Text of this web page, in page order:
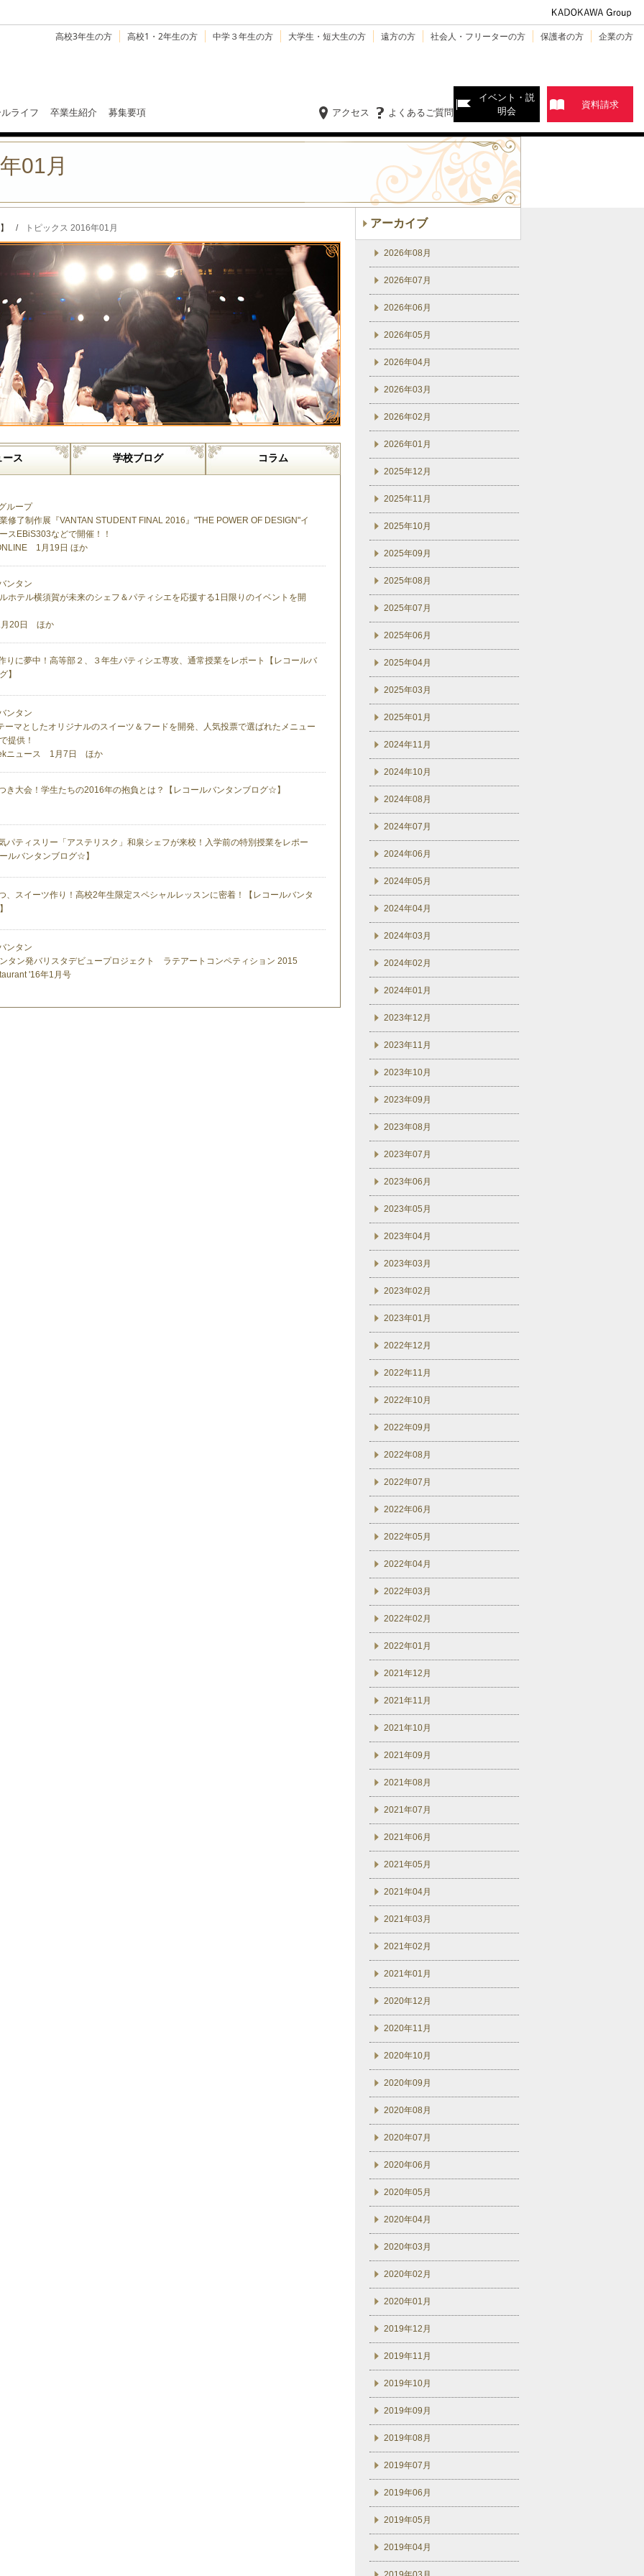
高校3年生の方 高校1・2年生の方 中学３年生の方 大学生・短大生の方 遠方の方 社会人・フリーターの方 保護者の方 企業の方
ライフ 卒業生紹介 募集要項 よくあるご質問
アクセス
イベント・説
明会
資料請求
01月
/ トピックス 2016年01月
ース 学校ブログ コラム
ループ
修了制作展『VANTAN STUDENT FINAL 2016』"THE POWER OF DESIGN"イ
スEBiS303などで開催！！
1月19日 ほか
ンタン
ホテル横須賀が未来のシェフ＆パティシエを応援する1日限りのイベントを開
20日 ほか
りに夢中！高等部２、３年生パティシエ専攻、通常授業をレポート【レコールバ
】
ンタン
ーマとしたオリジナルのスイーツ＆フードを開発、人気投票で選ばれたメニュー
提供！
ニュース 1月7日 ほか
き大会！学生たちの2016年の抱負とは？【レコールバンタンブログ☆】
パティスリー「アステリスク」和泉シェフが来校！入学前の特別授業をレポー
ルバンタンブログ☆】
、スイーツ作り！高校2年生限定スペシャルレッスンに密着！【レコールバンタ
ンタン
タン発バリスタデビュープロジェクト ラテアートコンペティション 2015
'16年1月号
アーカイブ
2026年08月
2026年07月
2026年06月
2026年05月
2026年04月
2026年03月
2026年02月
2026年01月
2025年12月
2025年11月
2025年10月
2025年09月
2025年08月
2025年07月
2025年06月
2025年04月
2025年03月
2025年01月
2024年11月
2024年10月
2024年08月
2024年07月
2024年06月
2024年05月
2024年04月
2024年03月
2024年02月
2024年01月
2023年12月
2023年11月
2023年10月
2023年09月
2023年08月
2023年07月
2023年06月
2023年05月
2023年04月
2023年03月
2023年02月
2023年01月
2022年12月
2022年11月
2022年10月
2022年09月
2022年08月
2022年07月
2022年06月
2022年05月
2022年04月
2022年03月
2022年02月
2022年01月
2021年12月
2021年11月
2021年10月
2021年09月
2021年08月
2021年07月
2021年06月
2021年05月
2021年04月
2021年03月
2021年02月
2021年01月
2020年12月
2020年11月
2020年10月
2020年09月
2020年08月
2020年07月
2020年06月
2020年05月
2020年04月
2020年03月
2020年02月
2020年01月
2019年12月
2019年11月
2019年10月
2019年09月
2019年08月
2019年07月
2019年06月
2019年05月
2019年04月